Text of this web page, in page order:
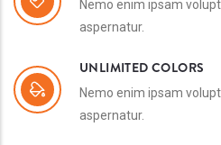
Nemo enim ipsam
aspernatur.
UNLIMITED COLORS
Nemo enim ipsam
aspernatur.